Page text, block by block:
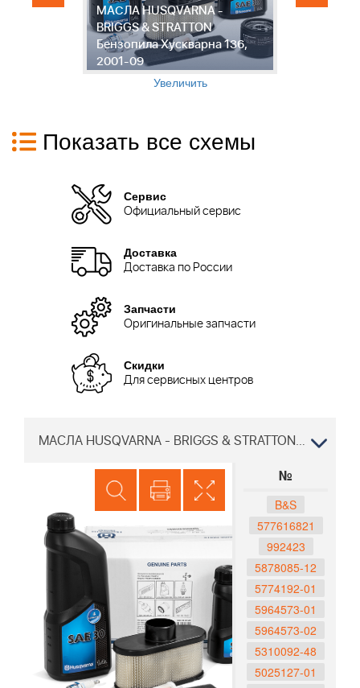
МАСЛА HUSQVARNA -
BRIGGS & STRATTON
Бензопила Хускварна 136,
2001-09
Увеличить
Показать все схемы
Сервис
Официальный сервис
Доставка
Доставка по России
Запчасти
Оригинальные запчасти
Скидки
Для сервисных центров
МАСЛА HUSQVARNA - BRIGGS & STRATTON Бензопила Хускварна 136, 2001-09
№
B&S
577616821
992423
5878085-12
5774192-01
5964573-01
5964573-02
5310092-48
5025127-01